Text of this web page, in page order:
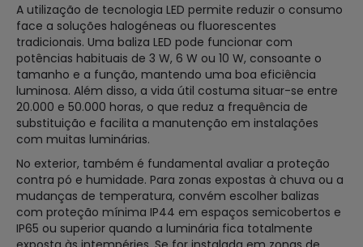
A utilização de tecnologia LED permite reduzir o consumo
face a soluções halogéneas ou fluorescentes
tradicionais. Uma baliza LED pode funcionar com
potências habituais de 3 W, 6 W ou 10 W, consoante o
tamanho e a função, mantendo uma boa eficiência
luminosa. Além disso, a vida útil costuma situar-se entre
20.000 e 50.000 horas, o que reduz a frequência de
substituição e facilita a manutenção em instalações
com muitas luminárias.
No exterior, também é fundamental avaliar a proteção
contra pó e humidade. Para zonas expostas à chuva ou a
mudanças de temperatura, convém escolher balizas
com proteção mínima IP44 em espaços semicobertos e
IP65 ou superior quando a luminária fica totalmente